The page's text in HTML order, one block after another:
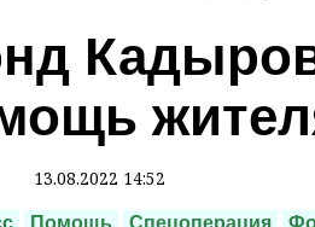
13.08.2022 14:52